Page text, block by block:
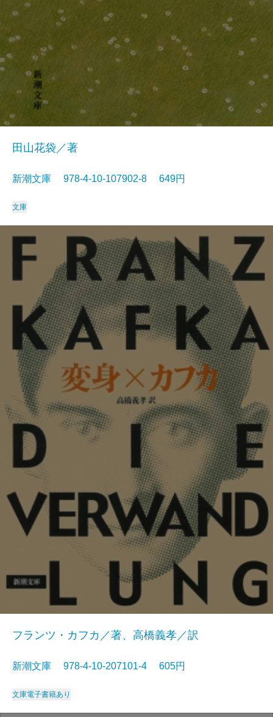
田山花袋／著
新潮文庫 978-4-10-107902-8 649円
文庫
フランツ・カフカ／著、高橋義孝／訳
新潮文庫 978-4-10-207101-4 605円
文庫電子書籍あり